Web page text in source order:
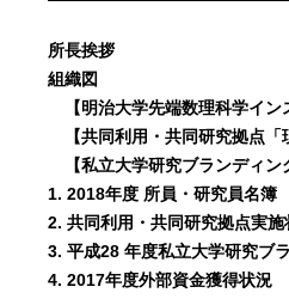
所長挨拶
組織図
【明治大学先端数理科学イン
【共同利用・共同研究拠点「
【私立大学研究ブランディン
1. 2018年度 所員・研究員名簿
2. 共同利用・共同研究拠点実施
3. 平成28 年度私立大学研究ブ
4. 2017年度外部資金獲得状況